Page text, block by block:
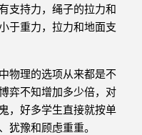
支持力，绳子的拉力和
于重力，拉力和地面支
物理的选项从来都是不
弈不知增加多少倍，对
，好多学生直接就按单
犹豫和顾虑重重。